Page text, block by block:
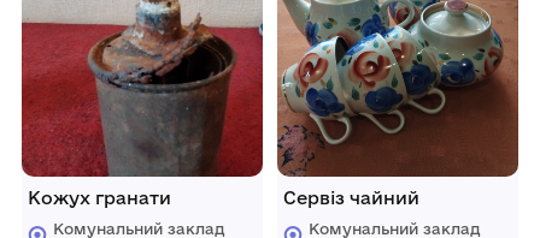
Кожух гранати
Комунальний заклад
Сервіз чайний
Комунальний заклад